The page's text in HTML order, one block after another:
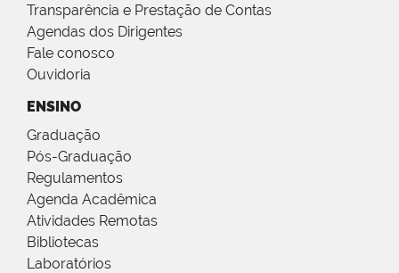
Transparência e Prestação de Contas
Agendas dos Dirigentes
Fale conosco
Ouvidoria
ENSINO
Graduação
Pós-Graduação
Regulamentos
Agenda Acadêmica
Atividades Remotas
Bibliotecas
Laboratórios